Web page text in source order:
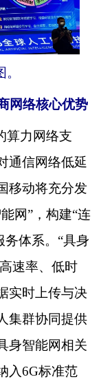
络核心优势
力网络支
通信网络低延
移动将充分发
网”，构建“连
务体系。“具身
速率、低时
实时上传与决
集群协同提供
身智能网相关
入6G标准范